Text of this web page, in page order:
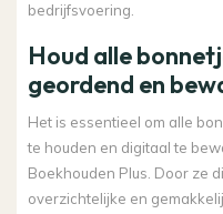
bedrijfsvoering.
Houd alle
geordend en
Het is essentieel om alle
te houden en digitaal te
Boekhouden Plus. Door ze
overzichtelijke en